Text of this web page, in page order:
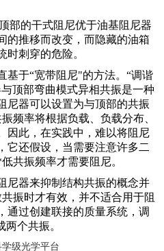
部的干式阻尼优于油基阻尼器
的推移而改变，而隐藏的油箱
时刺穿的危险。
基于“宽带阻尼"的方法。“调谐
顶部弯曲模式异相共振是一种
尼器可以设置为与顶部的共振
频率将根据负载、负载分布、
因此，在实践中，难以将阻尼
它还假设，当需要注意许多二
共振频率才需要阻尼。
尼器来抑制结构共振的概念并
振时才有效，并不适合用于阻
通过创建联接的质量系统，调
个共振。